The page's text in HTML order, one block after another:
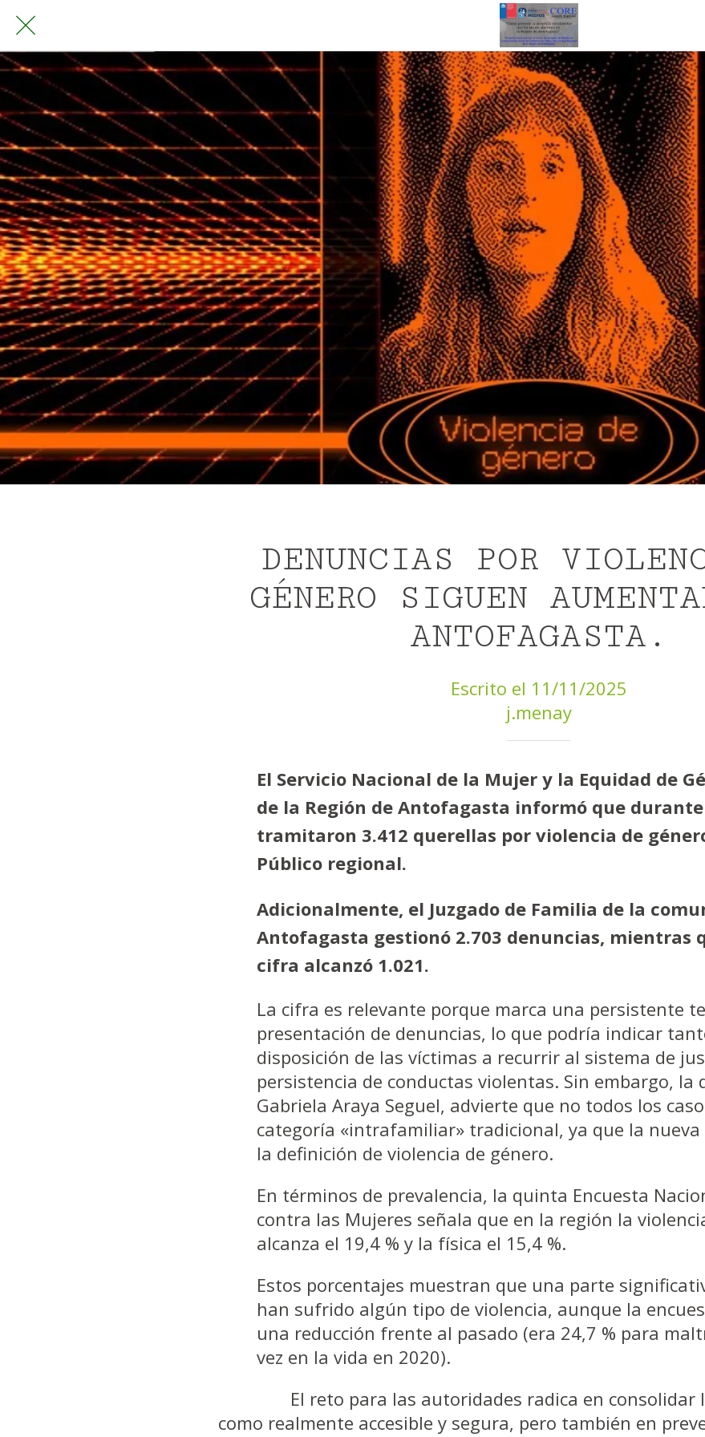
DENUNCIAS POR
GÉNERO SIGUEN
ANTOFAGASTA.
Escrito el 11/11/2025
j.menay
El Servicio Nacional de la Mujer y la Equidad de
de la Región de Antofagasta informó que durante
tramitaron 3.412 querellas por violencia de
Público regional.
Adicionalmente, el Juzgado de Familia de la
Antofagasta gestionó 2.703 denuncias, mientras
cifra alcanzó 1.021.
La cifra es relevante porque marca una persistente
presentación de denuncias, lo que podría indicar
disposición de las víctimas a recurrir al sistema de
persistencia de conductas violentas. Sin embargo, la
Gabriela Araya Seguel, advierte que no todos los
categoría «intrafamiliar» tradicional, ya que la
la definición de violencia de género.
En términos de prevalencia, la quinta Encuesta
contra las Mujeres señala que en la región la
alcanza el 19,4 % y la física el 15,4 %.
Estos porcentajes muestran que una parte
han sufrido algún tipo de violencia, aunque la
una reducción frente al pasado (era 24,7 % para
vez en la vida en 2020).
El reto para las autoridades radica en consolidar
como realmente accesible y segura, pero también en